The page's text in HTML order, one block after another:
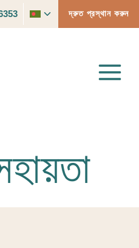
Toggle
child
দ্রুত প্রস্থান করুন